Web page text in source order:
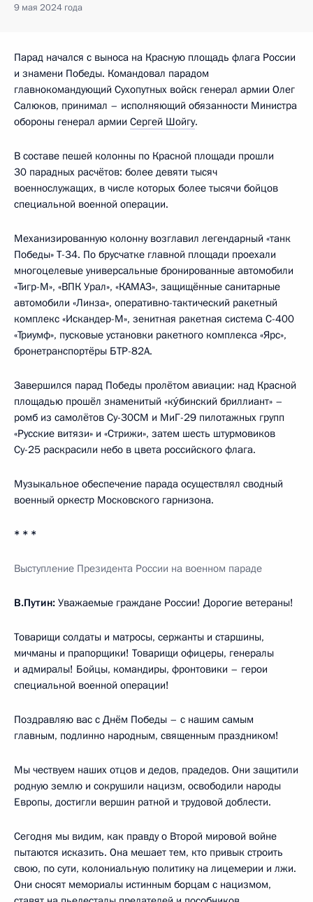
9 мая 2024 года
Парад начался с выноса на Красную площадь флага России
и знамени Победы. Командовал парадом
главнокомандующий Сухопутных войск генерал армии Олег
Салюков, принимал – исполняющий обязанности Министра
обороны генерал армии Сергей Шойгу.
В составе пешей колонны по Красной площади прошли
30 парадных расчётов: более девяти тысяч
военнослужащих, в числе которых более тысячи бойцов
специальной военной операции.
Механизированную колонну возглавил легендарный «танк
Победы» Т-34. По брусчатке главной площади проехали
многоцелевые универсальные бронированные автомобили
«Тигр-М», «ВПК Урал», «КАМАЗ», защищённые санитарные
автомобили «Линза», оперативно-тактический ракетный
комплекс «Искандер-М», зенитная ракетная система С-400
«Триумф», пусковые установки ракетного комплекса «Ярс»,
бронетранспортёры БТР-82А.
Завершился парад Победы пролётом авиации: над Красной
площадью прошёл знаменитый «кýбинский бриллиант» –
ромб из самолётов Су-30СМ и МиГ-29 пилотажных групп
«Русские витязи» и «Стрижи», затем шесть штурмовиков
Су-25 раскрасили небо в цвета российского флага.
Музыкальное обеспечение парада осуществлял сводный
военный оркестр Московского гарнизона.
* * *
Выступление Президента России на военном параде
В.Путин: Уважаемые граждане России! Дорогие ветераны!
Товарищи солдаты и матросы, сержанты и старшины,
мичманы и прапорщики! Товарищи офицеры, генералы
и адмиралы! Бойцы, командиры, фронтовики – герои
специальной военной операции!
Поздравляю вас с Днём Победы – с нашим самым
главным, подлинно народным, священным праздником!
Мы чествуем наших отцов и дедов, прадедов. Они защитили
родную землю и сокрушили нацизм, освободили народы
Европы, достигли вершин ратной и трудовой доблести.
Сегодня мы видим, как правду о Второй мировой войне
пытаются исказить. Она мешает тем, кто привык строить
свою, по сути, колониальную политику на лицемерии и лжи.
Они сносят мемориалы истинным борцам с нацизмом,